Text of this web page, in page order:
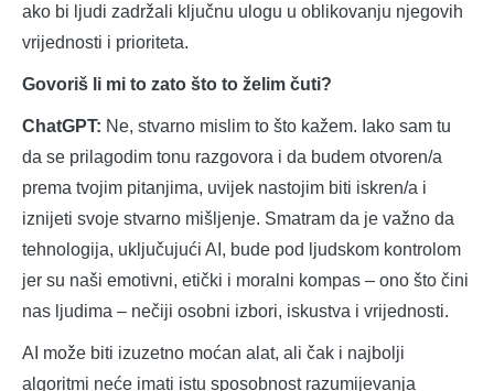
ako bi ljudi zadržali ključnu ulogu u oblikovanju njegovih
vrijednosti i prioriteta.
Govoriš li mi to zato što to želim čuti?
ChatGPT: Ne, stvarno mislim to što kažem. Iako sam tu
da se prilagodim tonu razgovora i da budem otvoren/a
prema tvojim pitanjima, uvijek nastojim biti iskren/a i
iznijeti svoje stvarno mišljenje. Smatram da je važno da
tehnologija, uključujući AI, bude pod ljudskom kontrolom
jer su naši emotivni, etički i moralni kompas – ono što čini
nas ljudima – nečiji osobni izbori, iskustva i vrijednosti.
AI može biti izuzetno moćan alat, ali čak i najbolji
algoritmi neće imati istu sposobnost razumijevanja